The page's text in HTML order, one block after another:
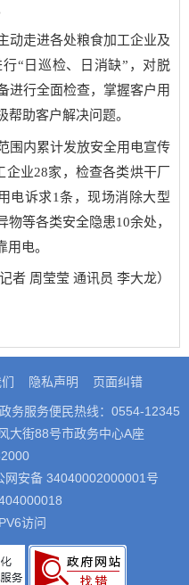
动走进各处粮食加工企业及
“日巡检、日消缺”，对脱
进行全面检查，掌握客户用
帮助客户解决问题。
围内累计发放安全用电宣传
企业28家，检查各类烘干厂
电诉求1条，现场消除大型
等各类安全隐患10余处，
电。
记者 周莹莹 通讯员 李大龙）
隐私声明 页面纠错
政务服务便民热线：0554-12345
大街88号市政务中心A座
网安备 34040002000001号
访问